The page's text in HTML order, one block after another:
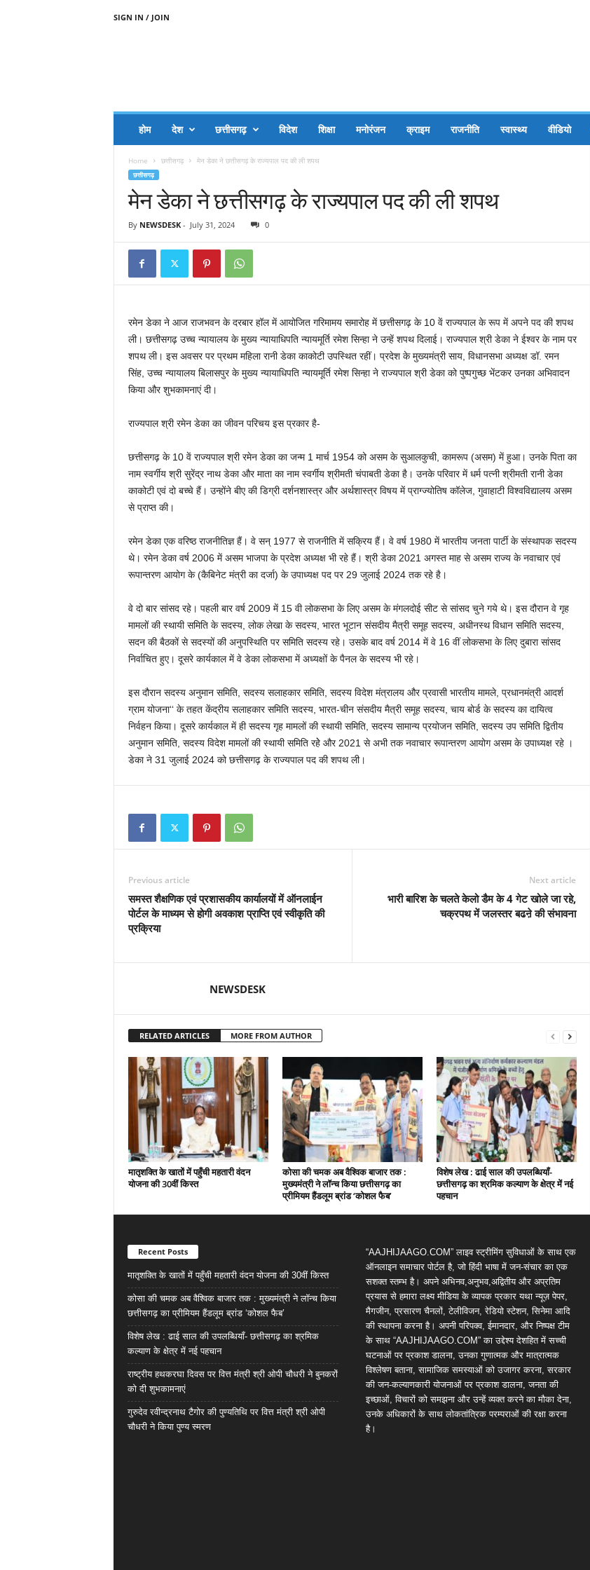
SIGN IN / JOIN
होम देश छत्तीसगढ़ विदेश शिक्षा मनोरंजन क्राइम राजनीति स्वास्थ्य वीडियो
Home छत्तीसगढ़ मेन डेका ने छत्तीसगढ़ के राज्यपाल पद की ली शपथ
छत्तीसगढ़
मेन डेका ने छत्तीसगढ़ के राज्यपाल पद की ली शपथ
By NEWSDESK- July 31, 2024 0
रमेन डेका ने आज राजभवन के दरबार हॉल में आयोजित गरिमामय समारोह में छत्तीसगढ़ के 10 वें राज्यपाल के रूप में अपने पद की शपथ
ली। छत्तीसगढ़ उच्च न्यायालय के मुख्य न्यायाधिपति न्यायमूर्ति रमेश सिन्हा ने उन्हें शपथ दिलाई। राज्यपाल श्री डेका ने ईश्वर के नाम पर
शपथ ली। इस अवसर पर प्रथम महिला रानी डेका काकोटी उपस्थित रहीं। प्रदेश के मुख्यमंत्री साय, विधानसभा अध्यक्ष डॉ. रमन
सिंह, उच्च न्यायालय बिलासपुर के मुख्य न्यायाधिपति न्यायमूर्ति रमेश सिन्हा ने राज्यपाल श्री डेका को पुष्पगुच्छ भेंटकर उनका अभिवादन
किया और शुभकामनाएं दी।
राज्यपाल श्री रमेन डेका का जीवन परिचय इस प्रकार है-
छत्तीसगढ़ के 10 वें राज्यपाल श्री रमेन डेका का जन्म 1 मार्च 1954 को असम के सुआलकुची, कामरूप (असम) में हुआ। उनके पिता का
नाम स्वर्गीय श्री सुरेंद्र नाथ डेका और माता का नाम स्वर्गीय श्रीमती चंपाबती डेका है। उनके परिवार में धर्म पत्नी श्रीमती रानी डेका
काकोटी एवं दो बच्चे हैं। उन्होंने बीए की डिग्री दर्शनशास्त्र और अर्थशास्त्र विषय में प्राग्ज्योतिष कॉलेज, गुवाहाटी विश्वविद्यालय असम
से प्राप्त की।
रमेन डेका एक वरिष्ठ राजनीतिज्ञ हैं। वे सन् 1977 से राजनीति में सक्रिय हैं। वे वर्ष 1980 में भारतीय जनता पार्टी के संस्थापक सदस्य
थे। रमेन डेका वर्ष 2006 में असम भाजपा के प्रदेश अध्यक्ष भी रहे हैं। श्री डेका 2021 अगस्त माह से असम राज्य के नवाचार एवं
रूपान्तरण आयोग के (कैबिनेट मंत्री का दर्जा) के उपाध्यक्ष पद पर 29 जुलाई 2024 तक रहे है।
वे दो बार सांसद रहे। पहली बार वर्ष 2009 में 15 वी लोकसभा के लिए असम के मंगलदोई सीट से सांसद चुने गये थे। इस दौरान वे गृह
मामलों की स्थायी समिति के सदस्य, लोक लेखा के सदस्य, भारत भूटान संसदीय मैत्री समूह सदस्य, अधीनस्थ विधान समिति सदस्य,
सदन की बैठकों से सदस्यों की अनुपस्थिति पर समिति सदस्य रहे। उसके बाद वर्ष 2014 में वे 16 वीं लोकसभा के लिए दुबारा सांसद
निर्वाचित हुए। दूसरे कार्यकाल में वे डेका लोकसभा में अध्यक्षों के पैनल के सदस्य भी रहे।
इस दौरान सदस्य अनुमान समिति, सदस्य सलाहकार समिति, सदस्य विदेश मंत्रालय और प्रवासी भारतीय मामले, प्रधानमंत्री आदर्श
ग्राम योजना‘‘ के तहत केंद्रीय सलाहकार समिति सदस्य, भारत-चीन संसदीय मैत्री समूह सदस्य, चाय बोर्ड के सदस्य का दायित्व
निर्वहन किया। दूसरे कार्यकाल में ही सदस्य गृह मामलों की स्थायी समिति, सदस्य सामान्य प्रयोजन समिति, सदस्य उप समिति द्वितीय
अनुमान समिति, सदस्य विदेश मामलों की स्थायी समिति रहेे और 2021 से अभी तक नवाचार रूपान्तरण आयोग असम के उपाध्यक्ष रहे ।
डेका ने 31 जुलाई 2024 को छत्तीसगढ़ के राज्यपाल पद की शपथ ली।
Previous article
समस्त शैक्षणिक एवं प्रशासकीय कार्यालयों में ऑनलाईन
पोर्टल के माध्यम से होगी अवकाश प्राप्ति एवं स्वीकृति की
प्रक्रिया
Next article
भारी बारिश के चलते केलो डैम के 4 गेट खोले जा रहे,
चक्रपथ में जलस्तर बढऩे की संभावना
NEWSDESK
RELATED ARTICLES MORE FROM AUTHOR
मातृशक्ति के खातों में पहुँची महतारी वंदन
योजना की 30वीं किस्त
कोसा की चमक अब वैश्विक बाजार तक :
मुख्यमंत्री ने लॉन्च किया छत्तीसगढ़ का
प्रीमियम हैंडलूम ब्रांड ‘कोशल फैब’
विशेष लेख : ढाई साल की उपलब्धियाँ-
छत्तीसगढ़ का श्रमिक कल्याण के क्षेत्र में नई
पहचान
Recent Posts
मातृशक्ति के खातों में पहुँची महतारी वंदन योजना की 30वीं किस्त
कोसा की चमक अब वैश्विक बाजार तक : मुख्यमंत्री ने लॉन्च किया
छत्तीसगढ़ का प्रीमियम हैंडलूम ब्रांड ‘कोशल फैब’
विशेष लेख : ढाई साल की उपलब्धियाँ- छत्तीसगढ़ का श्रमिक
कल्याण के क्षेत्र में नई पहचान
राष्ट्रीय हथकरघा दिवस पर वित्त मंत्री श्री ओपी चौधरी ने बुनकरों
को दी शुभकामनाएं
गुरुदेव रवीन्द्रनाथ टैगोर की पुण्यतिथि पर वित्त मंत्री श्री ओपी
चौधरी ने किया पुण्य स्मरण
“AAJHIJAAGO.COM” लाइव स्ट्रीमिंग सुविधाओं के साथ एक
ऑनलाइन समाचार पोर्टल है, जो हिंदी भाषा में जन-संचार का एक
सशक्त स्तम्भ है। अपने अभिनव,अनुभव,अद्वितीय और अप्रतिम
प्रयास से हमारा लक्ष्य मीडिया के व्यापक प्रकार यथा न्यूज़ पेपर,
मैगजीन, प्रसारण चैनलों, टेलीविजन, रेडियो स्टेशन, सिनेमा आदि
की स्थापना करना है। अपनी परिपक्व, ईमानदार, और निष्पक्ष टीम
के साथ “AAJHIJAAGO.COM” का उद्देश्य देशहित में सच्ची
घटनाओं पर प्रकाश डालना, उनका गुणात्मक और मात्रात्मक
विश्लेषण बताना, सामाजिक समस्याओं को उजागर करना, सरकार
की जन-कल्याणकारी योजनाओं पर प्रकाश डालना, जनता की
इच्छाओं, विचारों को समझना और उन्हें व्यक्त करने का मौका देना,
उनके अधिकारों के साथ लोकतांत्रिक परम्पराओं की रक्षा करना
है।